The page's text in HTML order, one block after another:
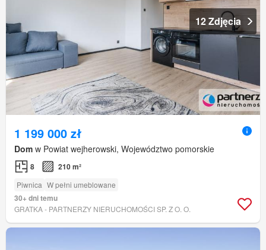
12 Zdjęcia
1 199 000 zł
Dom w Powiat wejherowski, Województwo pomorskie
8 210 m²
Piwnica W pełni umeblowane
30+ dni temu
GRATKA - PARTNERZY NIERUCHOMOŚCI SP. Z O. O.